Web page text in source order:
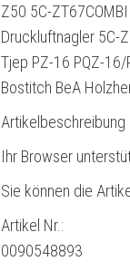
Z50 5C-
Druckluftnagler 5C-
Tjep PZ-16 PQZ-16/
Bostitch BeA
Artikelbeschreibung
Ihr Browser
Sie können die
Artikel Nr.:
0090548893